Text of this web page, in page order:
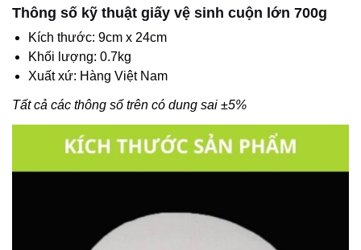
Thông số kỹ thuật giấy vệ sinh cuộn lớn 700g
Kích thước: 9cm x 24cm
Khối lượng: 0.7kg
Xuất xứ: Hàng Việt Nam
Tất cả các thông số trên có dung sai ±5%